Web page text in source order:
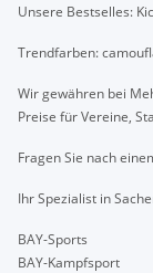
Unsere Bestselles:
Trendfarben:
Wir gewähren bei
Preise für Vereine,
Fragen Sie nach
Ihr Spezialist in
BAY-Sports
BAY-Kampfsport